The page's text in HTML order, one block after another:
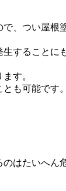
、つい屋
することに
す。
も可能です。
はたいへん